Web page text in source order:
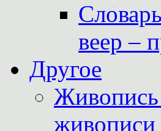
веер –
Другое
живописи